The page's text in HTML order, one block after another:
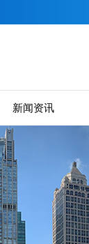
新闻资讯